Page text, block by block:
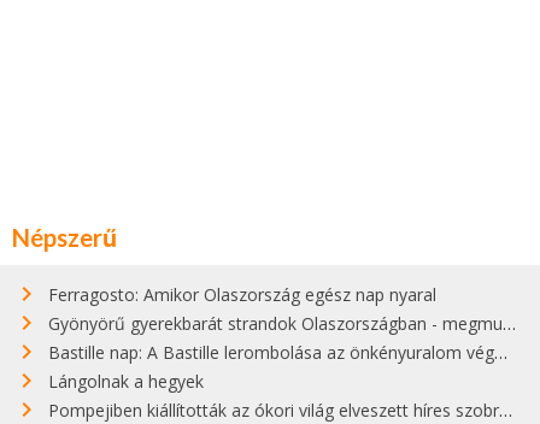
Népszerű
Ferragosto: Amikor Olaszország egész nap nyaral
Gyönyörű gyerekbarát strandok Olaszországban - megmutatjuk a 15 legjobbat
Bastille nap: A Bastille lerombolása az önkényuralom végét jelentette
Lángolnak a hegyek
Pompejiben kiállították az ókori világ elveszett híres szobrának másolatát